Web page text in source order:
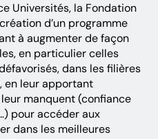
Universités, la Fondation
d’un programme
à augmenter de façon
en particulier celles
dans les filières
en leur apportant
manquent (confiance
pour accéder aux
dans les meilleures